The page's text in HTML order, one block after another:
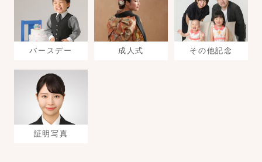
バースデー 成人式 その他記念
証明写真